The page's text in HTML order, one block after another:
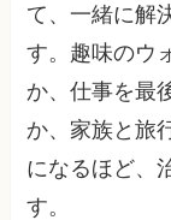
て、一緒に解
す。趣味のウ
か、仕事を最
か、家族と旅
になるほど、
す。